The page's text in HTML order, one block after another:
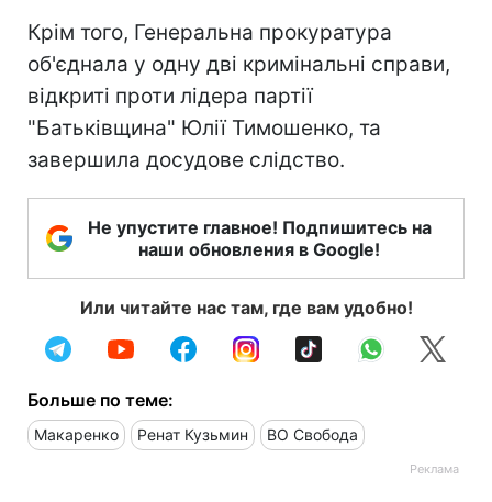
Крім того, Генеральна прокуратура
об'єднала у одну дві кримінальні справи,
відкриті проти лідера партії
"Батьківщина" Юлії Тимошенко, та
завершила досудове слідство.
Не упустите главное! Подпишитесь на
наши обновления в Google!
Или читайте нас там, где вам удобно!
Больше по теме:
Макаренко Ренат Кузьмин ВО Свобода